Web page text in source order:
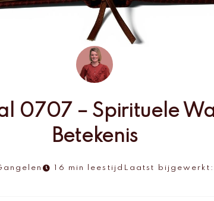
0707 – Spirituele
Betekenis
16 min leestijd Laatst bijgewerkt: